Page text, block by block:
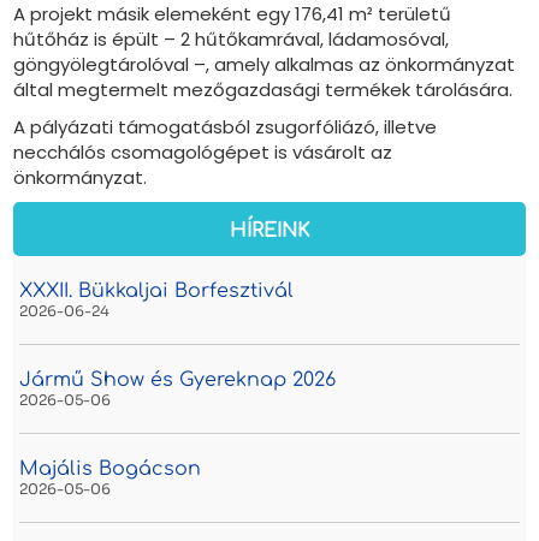
A projekt másik elemeként egy 176,41 m² területű
hűtőház is épült – 2 hűtőkamrával, ládamosóval,
göngyölegtárolóval –, amely alkalmas az önkormányzat
által megtermelt mezőgazdasági termékek tárolására.
A pályázati támogatásból zsugorfóliázó, illetve
necchálós csomagológépet is vásárolt az
önkormányzat.
HÍREINK
XXXII. Bükkaljai Borfesztivál
2026-06-24
Jármű Show és Gyereknap 2026
2026-05-06
Majális Bogácson
2026-05-06